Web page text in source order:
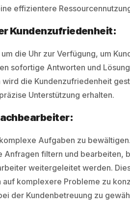
effizientere
Kundenzufriedenheit:
die Uhr zur Verfügung, um
sofortige Antworten und
wird die Kundenzufriedenheit
Unterstützung erhalten.
Aufgaben zu
Anfragen filtern und bearbeiten,
weitergeleitet werden.
auf komplexere Probleme zu
der Kundenbetreuung zu